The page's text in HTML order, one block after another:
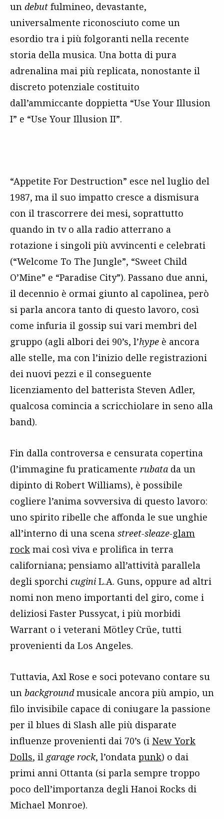
un debut fulmineo, devastante,
universalmente riconosciuto come un
esordio tra i più folgoranti nella recente
storia della musica. Una botta di pura
adrenalina mai più replicata, nonostante il
discreto potenziale costituito
dall’ammiccante doppietta “Use Your Illusion
I” e “Use Your Illusion II”.
“Appetite For Destruction” esce nel luglio del
1987, ma il suo impatto cresce a dismisura
con il trascorrere dei mesi, soprattutto
quando in tv o alla radio atterrano a
rotazione i singoli più avvincenti e celebrati
(“Welcome To The Jungle”, “Sweet Child
O’Mine” e “Paradise City”). Passano due anni,
il decennio è ormai giunto al capolinea, però
si parla ancora tanto di questo lavoro, così
come infuria il gossip sui vari membri del
gruppo (agli albori dei 90’s, l’hype è ancora
alle stelle, ma con l’inizio delle registrazioni
dei nuovi pezzi e il conseguente
licenziamento del batterista Steven Adler,
qualcosa comincia a scricchiolare in seno alla
band).
Fin dalla controversa e censurata copertina
(l’immagine fu praticamente rubata da un
dipinto di Robert Williams), è possibile
cogliere l’anima sovversiva di questo lavoro:
uno spirito ribelle che affonda le sue unghie
all’interno di una scena street-sleaze-glam
rock mai così viva e prolifica in terra
californiana; pensiamo all’attività parallela
degli sporchi cugini L.A. Guns, oppure ad altri
nomi non meno importanti del giro, come i
deliziosi Faster Pussycat, i più morbidi
Warrant o i veterani Mötley Crüe, tutti
provenienti da Los Angeles.
Tuttavia, Axl Rose e soci potevano contare su
un backgroundmusicale ancora più ampio, un
filo invisibile capace di coniugare la passione
per il blues di Slash alle più disparate
influenze provenienti dai 70’s (i New York
Dolls, il garage rock, l’ondata punk) o dai
primi anni Ottanta (si parla sempre troppo
poco dell’importanza degli Hanoi Rocks di
Michael Monroe).